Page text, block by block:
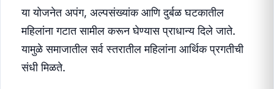
या योजनेत अपंग, अल्पसंख्यांक आणि दुर्बळ घटकातील
महिलांना गटात सामील करून घेण्यास प्राधान्य दिले जाते.
यामुळे समाजातील सर्व स्तरातील महिलांना आर्थिक प्रगतीची
संधी मिळते.